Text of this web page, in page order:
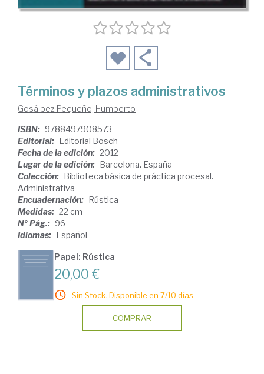
Términos y plazos administrativos
Gosálbez Pequeño, Humberto
ISBN: 9788497908573
Editorial: Editorial Bosch
Fecha de la edición: 2012
Lugar de la edición: Barcelona. España
Colección: Biblioteca básica de práctica procesal.
Administrativa
Encuadernación: Rústica
Medidas: 22 cm
Nº Pág.: 96
Idiomas: Español
Papel: Rústica
20,00 €
Sin Stock. Disponible en 7/10 días.
COMPRAR